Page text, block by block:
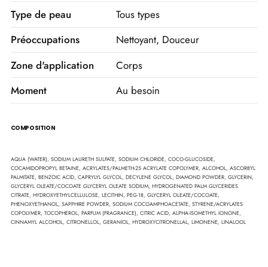
Type de peau
Tous types
Préoccupations
Nettoyant, Douceur
Zone d'application
Corps
Moment
Au besoin
COMPOSITION
Liste
INCI
AQUA (WATER), SODIUM LAURETH SULFATE, SODIUM CHLORIDE, COCO-GLUCOSIDE,
COCAMIDOPROPYL BETAINE, ACRYLATES/PALMETH-25 ACRYLATE COPOLYMER, ALCOHOL, ASCORBYL
PALMITATE, BENZOIC ACID, CAPRYLYL GLYCOL, DECYLENE GLYCOL, DIAMOND POWDER, GLYCERIN,
GLYCERYL OLEATE/COCOATE GLYCERYL OLEATE SODIUM, HYDROGENATED PALM GLYCERIDES
CITRATE, HYDROXYETHYLCELLULOSE, LECITHIN, PEG-18, GLYCERYL OLEATE/COCOATE,
PHENOXYETHANOL, SAPPHIRE POWDER, SODIUM COCOAMPHOACETATE, STYRENE/ACRYLATES
COPOLYMER, TOCOPHEROL, PARFUM (FRAGRANCE), CITRIC ACID, ALPHA-ISOMETHYL IONONE,
CINNAMYL ALCOHOL, CITRONELLOL, GERANIOL, HYDROXYCITRONELLAL, LIMONENE, LINALOOL